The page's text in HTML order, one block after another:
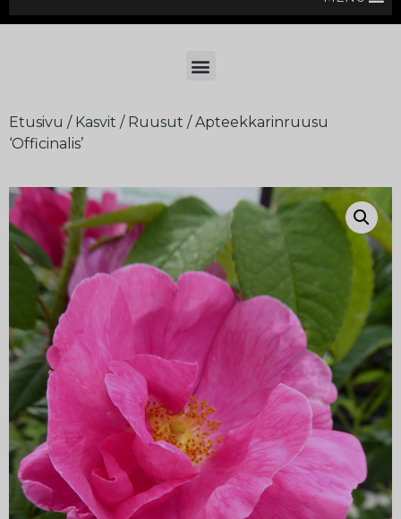
Etusivu / Kasvit / Ruusut / Apteekkarinruusu
‘Officinalis’